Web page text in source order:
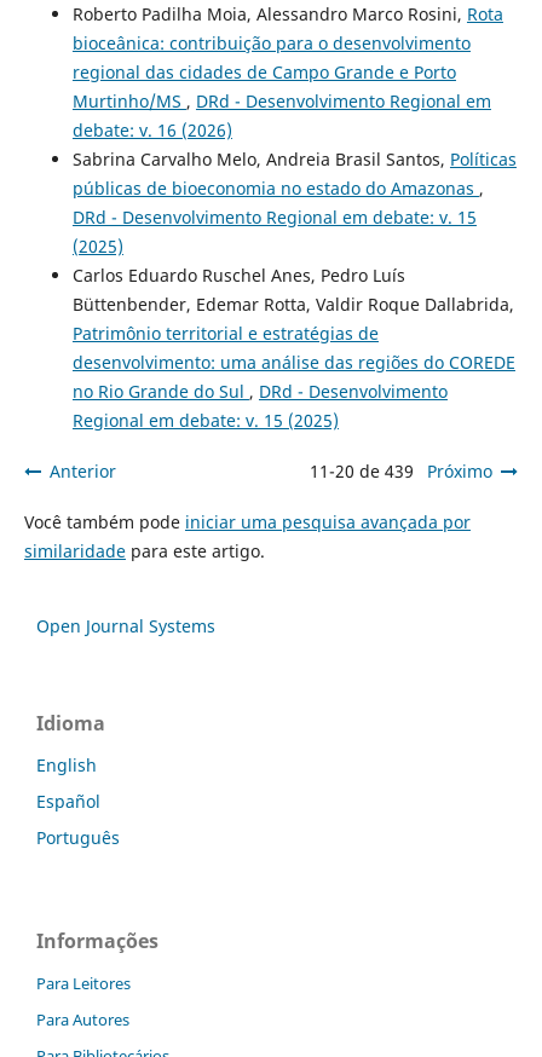
Roberto Padilha Moia, Alessandro Marco Rosini, Rota
bioceânica: contribuição para o desenvolvimento
regional das cidades de Campo Grande e Porto
Murtinho/MS , DRd - Desenvolvimento Regional em
debate: v. 16 (2026)
Sabrina Carvalho Melo, Andreia Brasil Santos, Políticas
públicas de bioeconomia no estado do Amazonas ,
DRd - Desenvolvimento Regional em debate: v. 15
(2025)
Carlos Eduardo Ruschel Anes, Pedro Luís
Büttenbender, Edemar Rotta, Valdir Roque Dallabrida,
Patrimônio territorial e estratégias de
desenvolvimento: uma análise das regiões do COREDE
no Rio Grande do Sul , DRd - Desenvolvimento
Regional em debate: v. 15 (2025)
Anterior 11-20 de 439 Próximo
Você também pode iniciar uma pesquisa avançada por
similaridadepara este artigo.
Open Journal Systems
Idioma
English
Español
Português
Informações
Para Leitores
Para Autores